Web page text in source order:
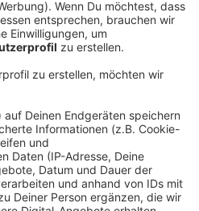
08:48
ab dem lesefähigen
Jugendzentrum K7 in Bad
und am Konrad-
kann man wie bei der
seine Stimme abgeben. Von